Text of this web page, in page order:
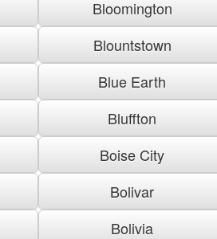
Bloomington
Blountstown
Blue Earth
Bluffton
Boise City
Bolivar
Bolivia